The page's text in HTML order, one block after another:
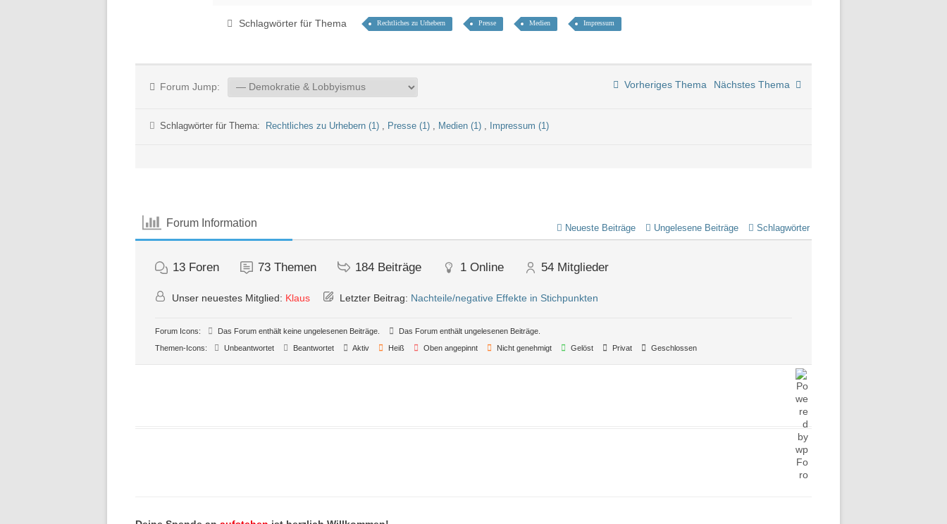
Schlagwörter für Thema Rechtliches zu Urhebern Presse Medien Impressum
Forum Jump: Vorheriges Thema Nächstes Thema
Schlagwörter für Thema: Rechtliches zu Urhebern (1) , Presse (1) , Medien (1) , Impressum (1)
Forum Information Neueste Beiträge Ungelesene Beiträge Schlagwörter
13 Foren 73 Themen 184 Beiträge 1 Online 54 Mitglieder
Unser neuestes Mitglied: Klaus Letzter Beitrag: Nachteile/negative Effekte in Stichpunkten
Forum Icons: Das Forum enthält keine ungelesenen Beiträge.
Das Forum enthält ungelesenen Beiträge.
Themen-Icons:
Unbeantwortet Beantwortet Aktiv Heiß Oben angepinnt Nicht genehmigt Gelöst Privat Geschlossen